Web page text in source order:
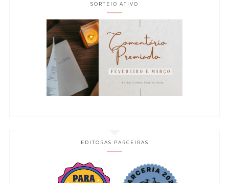
SORTEIO ATIVO
EDITORAS PARCEIRAS